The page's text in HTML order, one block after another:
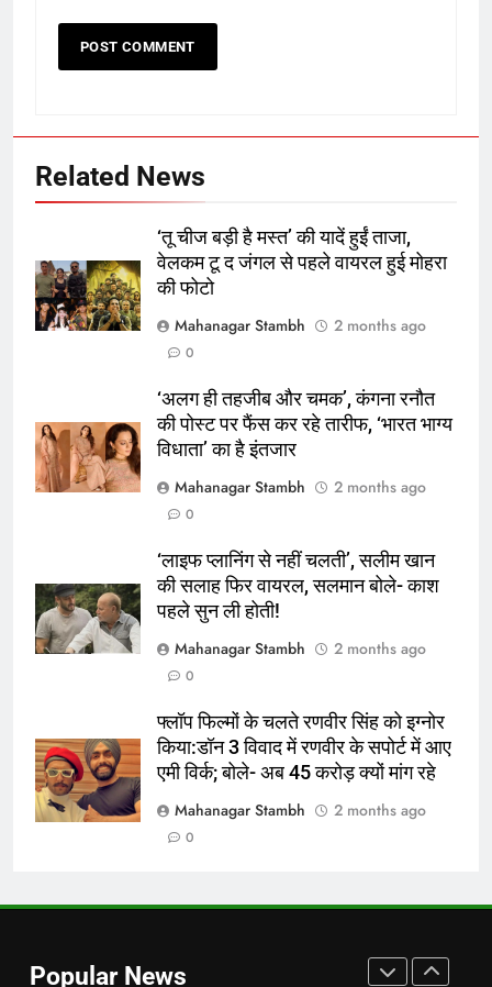
Related News
‘तू चीज बड़ी है मस्त’ की यादें हुईं ताजा,
वेलकम टू द जंगल से पहले वायरल हुई मोहरा
की फोटो
Mahanagar Stambh
2 months ago
0
‘अलग ही तहजीब और चमक’, कंगना रनौत
की पोस्ट पर फैंस कर रहे तारीफ, ‘भारत भाग्य
विधाता’ का है इंतजार
Mahanagar Stambh
2 months ago
0
‘लाइफ प्लानिंग से नहीं चलती’, सलीम खान
की सलाह फिर वायरल, सलमान बोले- काश
पहले सुन ली होती!
Mahanagar Stambh
2 months ago
0
फ्लॉप फिल्मों के चलते रणवीर सिंह को इग्नोर
किया:डॉन 3 विवाद में रणवीर के सपोर्ट में आए
एमी विर्क; बोले- अब 45 करोड़ क्यों मांग रहे
Mahanagar Stambh
2 months ago
0
Popular News
5
रूट 4 साल बाद इंग्लैंड की कप्तानी
एटकिंसन दूसरे टेस्ट से बाहर; आर्चर की
वापसी
क्रिकेट ‎स्पोर्ट्स
6
अररिया में ‘जीरो ऑफिस डे’ अभियान
शुरू:उप विकास आयुक्त ने ग्रामीणों से जॉब
पूर्व राज्य
7
बहा:दर्जनों गांवों का संपर्क टूटा, 12 KM
8
रूट 4 साल बाद इंग्लैंड की कप्तानी
करेंगे:नाइटक्लब केस के चलते स्टोक्स-
एटकिंसन दूसरे टेस्ट से बाहर; आर्चर की
न्यूज़
चार्टर्ड अकाउंटेंट्स के बीच रोमांचक